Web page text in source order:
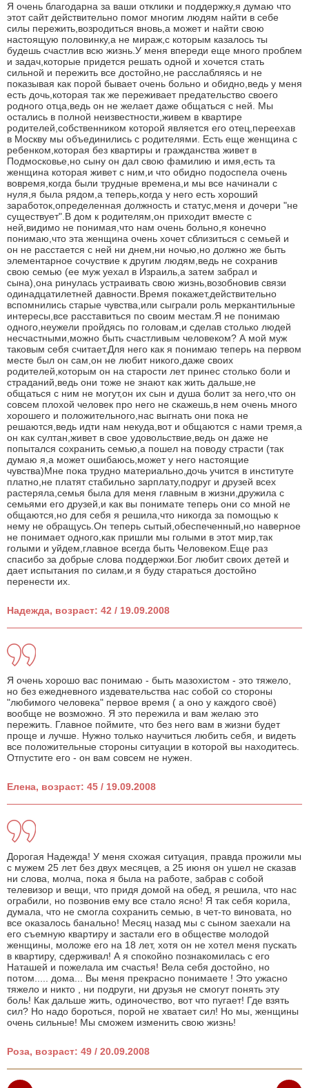
Я очень благодарна за ваши отклики и поддержку,я думаю что
этот сайт действительно помог многим людям найти в себе
силы пережить,возродиться вновь,а может и найти свою
настоящую половинку,а не мираж,с которым казалось ты
будешь счастлив всю жизнь.У меня впереди еще много проблем
и задач,которые придется решать одной и хочется стать
сильной и пережить все достойно,не расслабляясь и не
показывая как порой бывает очень больно и обидно,ведь у меня
есть дочь,которая так же переживает предательство своего
родного отца,ведь он не желает даже общаться с ней. Мы
остались в полной неизвестности,живем в квартире
родителей,собственником которой является его отец,переехав
в Москву мы объединились с родителями. Есть еще женщина с
ребенком,которая без квартиры и гражданства живет в
Подмосковье,но сыну он дал свою фамилию и имя,есть та
женщина которая живет с ним,и что обидно подоспела очень
вовремя,когда были трудные времена,и мы все начинали с
нуля,я была рядом,а теперь,когда у него есть хороший
заработок,определенная должность и статус,меня и дочери "не
существует".В дом к родителям,он приходит вместе с
ней,видимо не понимая,что нам очень больно,я конечно
понимаю,что эта женщина очень хочет сблизиться с семьей и
он не расстается с ней ни днем,ни ночью,но должно же быть
элементарное сочуствие к другим людям,ведь не сохранив
свою семью (ее муж уехал в Израиль,а затем забрал и
сына),она ринулась устраивать свою жизнь,возобновив связи
одинадцатилетней давности.Время покажет,действительно
вспомнились старые чувства,или сыграли роль меркантильные
интересы,все расставиться по своим местам.Я не понимаю
одного,неужели пройдясь по головам,и сделав столько людей
несчастными,можно быть счастливым человеком? А мой муж
таковым себя считает.Для него как я понимаю теперь на первом
месте был он сам,он не любит никого,даже своих
родителей,которым он на старости лет принес столько боли и
страданий,ведь они тоже не знают как жить дальше,не
общаться с ним не могут,он их сын и душа болит за него,что он
совсем плохой человек про него не скажешь,в нем очень много
хорошего и положительного,нас выгнать они пока не
решаются,ведь идти нам некуда,вот и общаются с нами тремя,а
он как султан,живет в свое удовольствие,ведь он даже не
попытался сохранить семью,а пошел на поводу страсти (так
думаю я,а может ошибаюсь,может у него настоящие
чувства)Мне пока трудно материально,дочь учится в институте
платно,не платят стабильно зарплату,подруг и друзей всех
растеряла,семья была для меня главным в жизни,дружила с
семьями его друзей,и как вы понимате теперь они со мной не
общаются,но для себя я решила,что никогда за помощью к
нему не обращусь.Он теперь сытый,обеспеченный,но наверное
не понимает одного,как пришли мы голыми в этот мир,так
голыми и уйдем,главное всегда быть Человеком.Еще раз
спасибо за добрые слова поддержки.Бог любит своих детей и
дает испытания по силам,и я буду стараться достойно
перенести их.
Надежда, возраст: 42 / 19.09.2008
Я очень хорошо вас понимаю - быть мазохистом - это тяжело,
но без ежедневного издевательства нас собой со стороны
"любимого человека" первое время ( а оно у каждого своё)
вообще не возможно. Я это пережила и вам желаю это
пережить. Главное поймите, что без него вам в жизни будет
проще и лучше. Нужно только научиться любить себя, и видеть
все положительные стороны ситуации в которой вы находитесь.
Отпустите его - он вам совсем не нужен.
Елена, возраст: 45 / 19.09.2008
Дорогая Надежда! У меня схожая ситуация, правда прожили мы
с мужем 25 лет без двух месяцев, а 25 июня он ушел не сказав
ни слова, молча, пока я была на работе, забрав с собой
телевизор и вещи, что придя домой на обед, я решила, что нас
ограбили, но позвонив ему все стало ясно! Я так себя корила,
думала, что не смогла сохранить семью, в чет-то виновата, но
все оказалось банально! Месяц назад мы с сыном заехали на
его съемную квартиру и застали его в обществе молодой
женщины, моложе его на 18 лет, хотя он не хотел меня пускать
в квартиру, сдерживал! А я спокойно познакомилась с его
Наташей и пожелала им счастья! Вела себя достойно, но
потом..... дома... Вы меня прекрасно понимаете ! Это ужасно
тяжело и никто , ни подруги, ни друзья не смогут понять эту
боль! Как дальше жить, одиночество, вот что пугает! Где взять
сил? Но надо бороться, порой не хватает сил! Но мы, женщины
очень сильные! Мы сможем изменить свою жизнь!
Роза, возраст: 49 / 20.09.2008